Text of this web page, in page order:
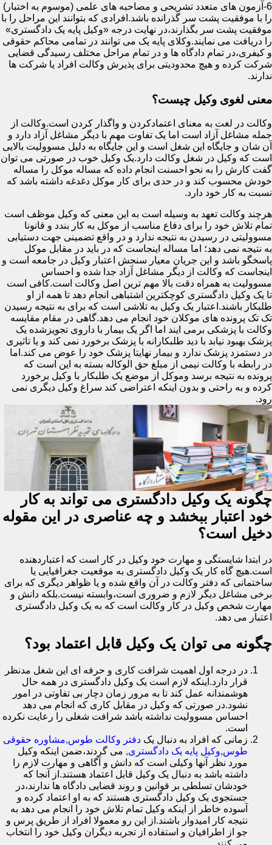
6-آزمون های متعدد تشریحی و مصاحبه های علمی (موسوم به اختبار)
را با موفقیت پشت سر گذرانده باشد.افرادی که بتوانند این مراحل را با
موفقیت پشت سر بگذارند،در نهایت درجه «وکیل پایه یک دادگستری»
را دریافت می نمایند.وکلای پایه یک می توانند در تمامی محاکم حقوقی
و کیفری،در تمام دادگاه ها و در تمام مراحل مختلف رسیدگی قضایی
شرکت کرده و هیچ محدودیتی برای پذیرش وکالت افراد یا شرکت ها
ندارند.
معنی لغوی وکیل چیست؟
وکالت در لغت به معنای اعتمادکردن و واگذار کردن است.وکالت از
جمله مشاغل آزاد است اما یک تفاوت مهم با دیگر مشاغل آزاد دارد و
آن شان و جایگاه این شغل است و این جایگاه به دلیل مسوولیت بالایی
است که وکیل در شغل وکالت دارد.یک وکیل خوب در صورتی می توان
گفت کارش را به نحو احسنت انجام داده که مساله موکل را مساله
خودش محسوب کند و در حدی برای کار موکل دغدغه داشته باشد که
نسبت به کار خود دارد.
هرچند وکالت تعهد به وسیله است به این معنی که وکیل موظف است
تمام تلاش خود را برای دفاع مناسب از موکل به کار بندد و قانونا
مسوولیتی در رسیدن به نتیجه ندارد و در واقع تضمینی جهت دستیابی
به نتیجه نمی دهد؛ اما مساله اینجاست که در باید در مقابل موکل
پاسخگو باشد و این جریان معیار سنجش اعتبار وکیل در جامعه است و
اینجاست که وکالت از دیگر مشاغل آزاد جدا شده و احساس
مسوولیت به همراه دقت بالا مهم ترین اصل وکالت است.کافی است
تا یک وکیل دادگستری کوچکترین اشتباهی انجام دهد تا همه از او
طلبکار باشند.اعتبار یک وکیل به تلاشی است که برای به نتیجه رسیدن
تک تک پرونده های موکلان خود انجام می دهد.گاهی در مقام مقایسه
وکالت با پزشکی برمی ایند اما اگر یک بیمار با داروی تجویزشده یک
پزشک بهبود نیابد با دید طلبکارانه با پزشک برخورد نمی کند و یا تاثیری
در دستمزد پزشک ندارد و بیمار نهایتا پزشک خود را عوض می کند.اما
در رابطه با وکالت نیمی از مبلغ حق الوکاله بسته به این است که
پرونده به نتیجه برسد وموکل از موضع یک طلبکار با وکیل برخورد
کرده و به راحتی و بدون اینکه اعتراضی کند سراغ وکیل دیگری نمی
رود.
چگونه یک وکیل دادگستری می تواند به کار
خود اعتبار ببخشد و چه عناصری در این مقوله
دخیل است؟
در ابتدا شایستگی و مهارت خود وکیل در کار است که اعتباردهنده
است.هیچ گاه کار یک وکیل دادگستری به موقعیت جغرافیایی یا
ساختمانی که دفتر وکالت در آن واقع شده و یا ظواهر دیگری که برای
برخی مشاغل دیگر لازم و ضروری است،وابسته نیست.بلکه دانش و
مهارت شخص وکیل در کار وکالت است که به یک وکیل دادگستری
اعتبار می دهد.
چگونه می توان یک وکیل قابل اعتماد بود؟
در درجه اول اهمیت شرافت کاری و حرفه ای این شغل مدنظر
قرار دارد.اینکه لازم است یک وکیل دادگستری در همه حال
هوشمندانه عمل کند تا به مرور زمان دچار بی تفاوتی در امور
نشود.در صورتی که وکیل در مقابل کاری که انجام می دهد
احساس مسوولیت نداشته باشد شرافت شغلی را رعایت نکرده
است.
زمانی که افراد به دنبال یک دفتر وکالت طوس,مشاوره حقوقی
طوس,وکیل پایه یک دادگستری, می گردند،ضمن اینکه وکیل
مورد نظر آنها وکیلی است که دانش و آگاهی و مهارت لازم را
داشته باشد به دنبال یک وکیل قابل اعتماد هستند.از آنجا که
خودشان تسلطی بر قوانین و روند قضایی دادگاه ها ندارند،در
جستجوی یک وکیل دادگستری هستند که به او اعتماد کرده و
آسوده خاطر از اینکه وکیل تمام تلاش خود را انجام می دهد به
نتیجه کار امیدوار باشند.از این رو معمولا افراد از طریق پرس و
جو از اطرافیان و استفاده از تجربه دیگران وکیل خود را انتخاب